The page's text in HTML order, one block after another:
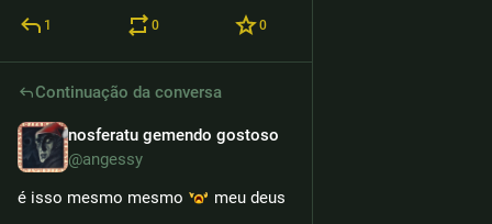
1 0 0
Continuação da conversa
nosferatu gemendo gostoso
@angessy
é isso mesmo mesmo
meu deus